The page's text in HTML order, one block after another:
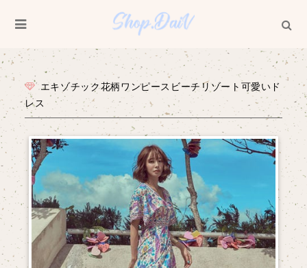
エキゾチック花柄ワンピースビーチリゾート可愛いド
レス